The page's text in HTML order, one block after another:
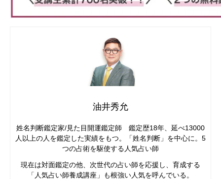
油井秀允
姓名判断鑑定家/見た目開運鑑定師 鑑定歴18年、延べ13000
人以上の人を鑑定した実績をもつ。「姓名判断」を中心に。5
つの占術を駆使する人気占い師
現在は対面鑑定の他、次世代の占い師を応援し、育成する
「人気占い師養成講座」も根強い人気を呼んでいる。